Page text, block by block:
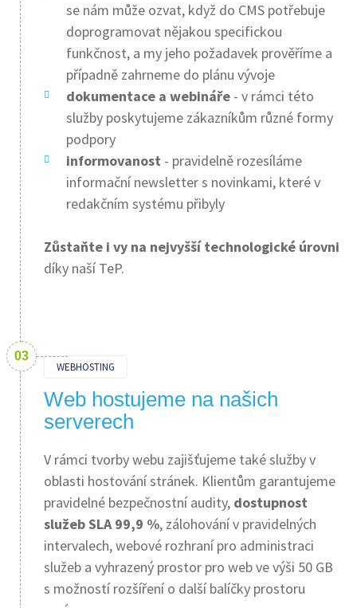
se nám může ozvat, když do CMS potřebuje
doprogramovat nějakou specifickou
funkčnost, a my jeho požadavek prověříme a
případně zahrneme do plánu vývoje
dokumentace a webináře - v rámci této
služby poskytujeme zákazníkům různé formy
podpory
informovanost - pravidelně rozesíláme
informační newsletter s novinkami, které v
redakčním systému přibyly
Zůstaňte i vy na nejvyšší technologické úrovni
díky naší TeP.
WEBHOSTING
Web hostujeme na našich
serverech
V rámci tvorby webu zajišťujeme také služby v
oblasti hostování stránek. Klientům garantujeme
pravidelné bezpečnostní audity, dostupnost
služeb SLA 99,9 %, zálohování v pravidelných
intervalech, webové rozhraní pro administraci
služeb a vyhrazený prostor pro web ve výši 50 GB
s možností rozšíření o další balíčky prostoru